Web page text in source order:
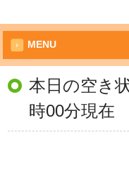
MENU
本日の空き
時00分現在